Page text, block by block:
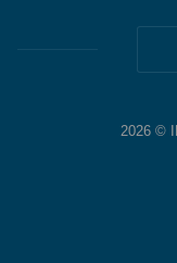
2026 ©